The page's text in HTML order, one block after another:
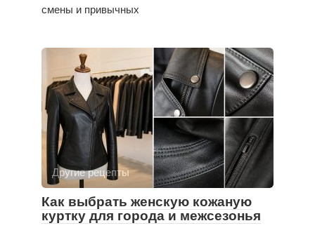
смены и привычных
Другие рецепты
Как выбрать женскую кожаную
куртку для города и межсезонья